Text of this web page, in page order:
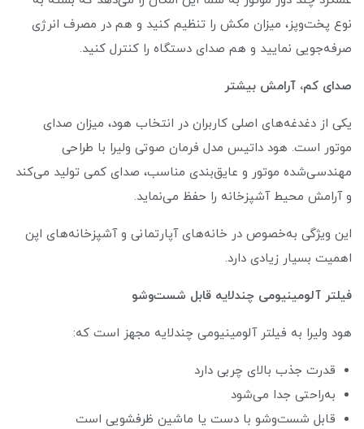
نوع پخت‌وپز، میزان مکش را تنظیم کنید و هم در مصرف انرژی
صرفه‌جویی نمایید و هم صدای دستگاه را کنترل کنید.
صدای کم، آرامش بیشتر
یکی از دغدغه‌های اصلی کاربران در انتخاب هود، میزان صدای
موتور است. هود داتیس مدل فرمان صوتی ولیرا با طراحی
مهندسی‌شده موتور و عایق‌بندی مناسب، صدای کمی تولید می‌کند
و آرامش محیط آشپزخانه را حفظ می‌نماید.
این ویژگی به‌خصوص در خانه‌های آپارتمانی و آشپزخانه‌های اپن
اهمیت بسیار زیادی دارد.
فیلتر آلومینیومی چندلایه قابل شست‌وشو
هود ولیرا به فیلتر آلومینیومی چندلایه مجهز است که:
قدرت جذب بالای چربی دارد
به‌راحتی جدا می‌شود
قابل شست‌وشو با دست یا ماشین ظرفشویی است